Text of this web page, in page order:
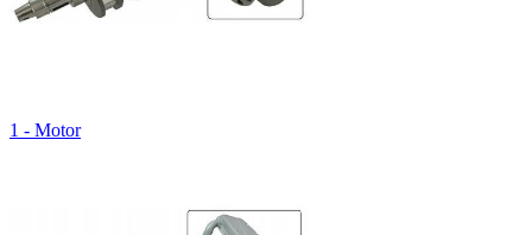
1 - Motor